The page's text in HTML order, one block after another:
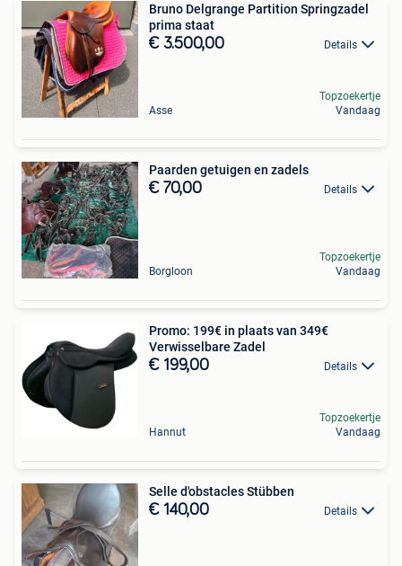
Bruno Delgrange Partition Springzadel
prima staat
€ 3.500,00 Details
Asse
Topzoekertje
Vandaag
Paarden getuigen en zadels
€ 70,00 Details
Borgloon
Topzoekertje
Vandaag
Promo: 199€ in plaats van 349€
Verwisselbare Zadel
€ 199,00 Details
Hannut
Topzoekertje
Vandaag
Selle d'obstacles Stübben
€ 140,00 Details